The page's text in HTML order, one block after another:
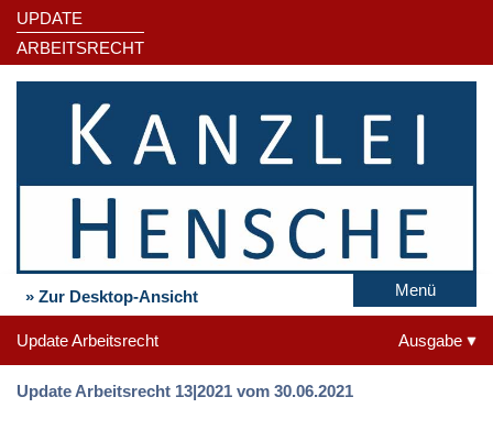
UPDATE
ARBEITSRECHT
» Zur Desktop-Ansicht Menü
Update Arbeitsrecht Ausgabe
Update Arbeitsrecht 13|2021 vom 30.06.2021